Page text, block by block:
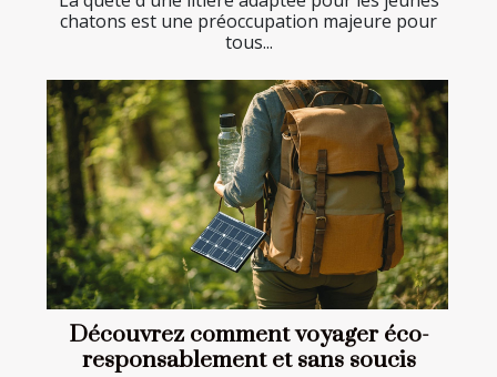
chatons est une préoccupation majeure pour
tous...
Découvrez comment voyager éco-
responsablement et sans soucis